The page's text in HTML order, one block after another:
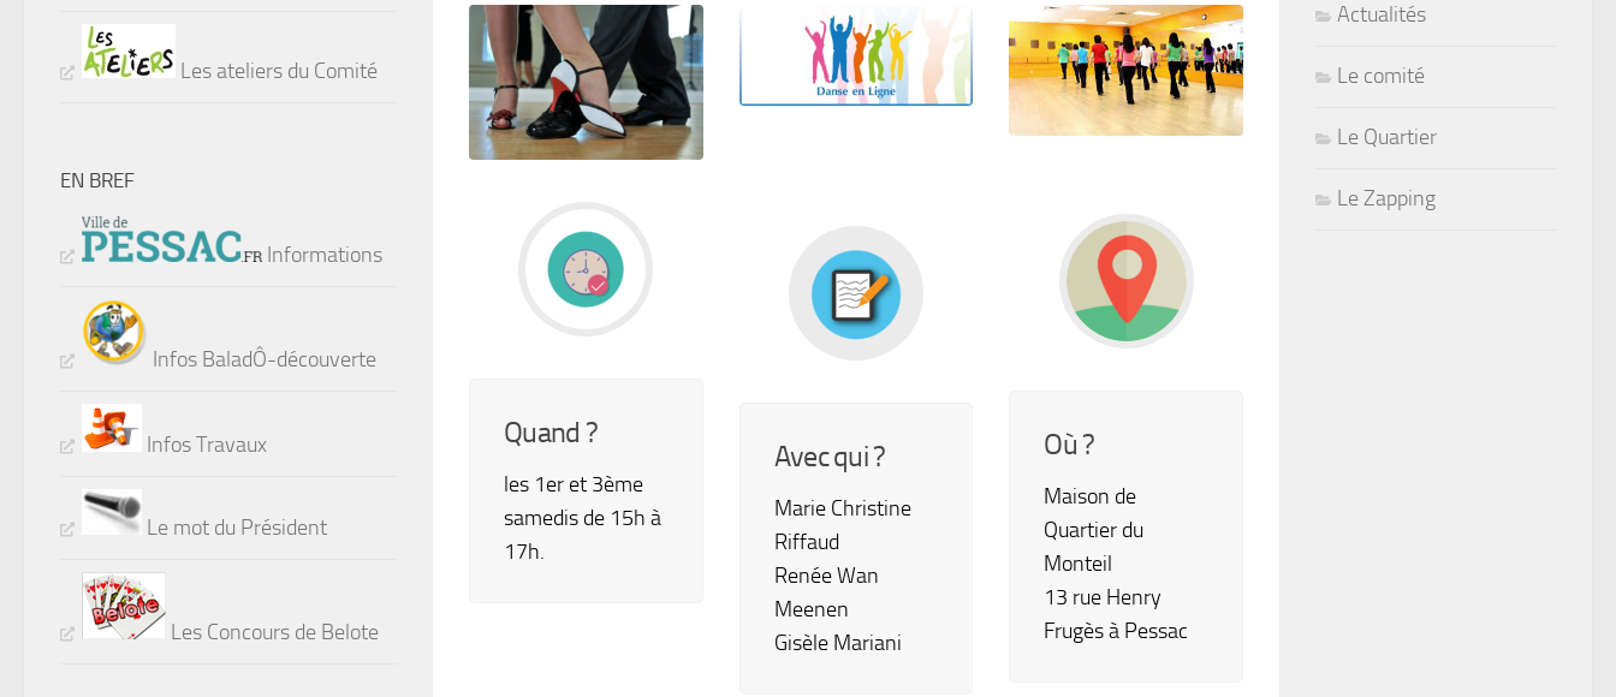
Quand ?
les 1er et 3ème
samedis de 15h à
17h.
Avec qui ?
Marie Christine
Riffaud
Renée Wan
Meenen
Gisèle Mariani
Où ?
Maison de
Quartier du
Monteil
13 rue Henry
Frugès à Pessac
Les ateliers du Comité
EN BREF
Informations
Infos BaladÔ-découverte
Infos Travaux
Le mot du Président
Les Concours de Belote
Actualités
Le comité
Le Quartier
Le Zapping